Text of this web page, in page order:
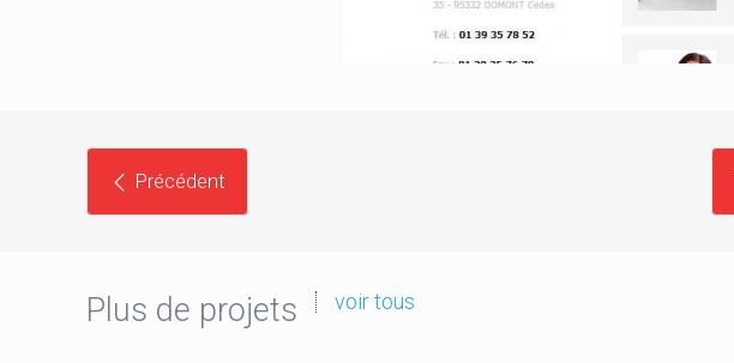
Précédent
Plus de projets voir tous